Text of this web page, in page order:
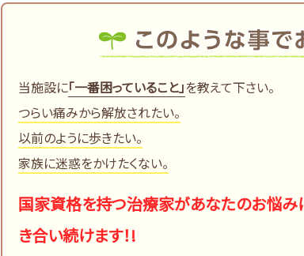
当施設に「一番困っていること」を教えて下さい。
つらい痛みから解放されたい。
以前のように歩きたい。
家族に迷惑をかけたくない。
国家資格を持つ治療家があなたのお悩み
き合い続けます！!